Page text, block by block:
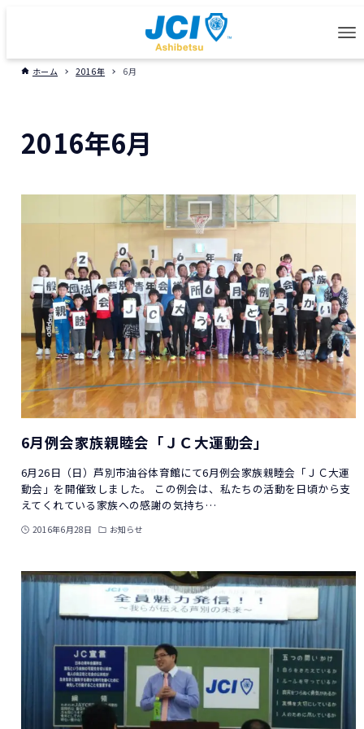
ホーム 2016年 6月
2016年6月
6月例会家族親睦会「ＪＣ大運動会」
6月26日（日）芦別市油谷体育館にて6月例会家族親睦会「ＪＣ大運
動会」を開催致しました。 この例会は、私たちの活動を日頃から支
えてくれている家族への感謝の気持ち…
2016年6月28日 お知らせ